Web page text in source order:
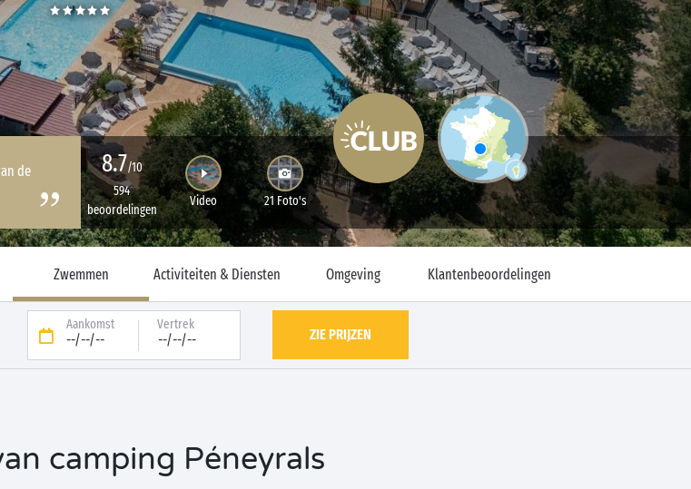
de
8.7/10
594
beoordelingen
Video 21 Foto's
Zwemmen Activiteiten & Diensten Omgeving Klantenbeoordelingen
Aankomst
--/--/--
Vertrek
--/--/-- ZIE PRIJZEN
camping Péneyrals